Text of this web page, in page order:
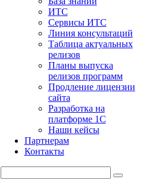
ИТС
Сервисы ИТС
Линия консультаций
Таблица актуальных
релизов
Планы выпуска
релизов программ
Продление лицензии
сайта
Разработка на
платформе 1С
Наши кейсы
Партнерам
Контакты